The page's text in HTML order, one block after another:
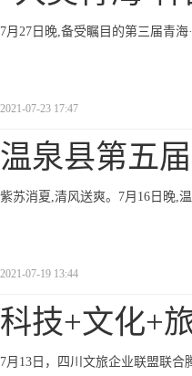
7月27日晚,备受瞩目的第三届青
2021-07-23 17:47
温泉县第五
紫苏消夏,清风送爽。7月16日晚,
2021-07-19 13:44
科技+文化+
7月13日，四川文旅企业联盟联